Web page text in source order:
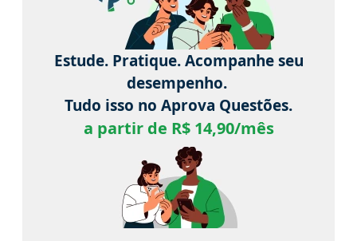
Estude. Pratique. Acompanhe seu
desempenho.
Tudo isso no Aprova Questões.
a partir de R$ 14,90/mês